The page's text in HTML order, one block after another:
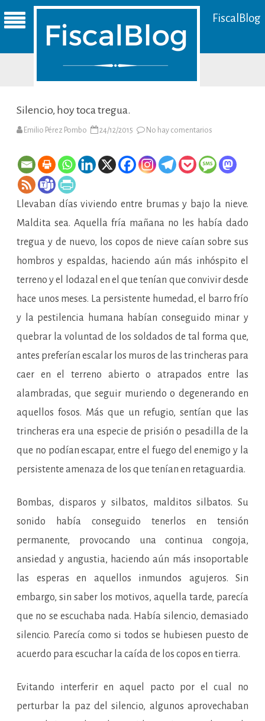
FiscalBlog
Silencio, hoy toca tregua.
Emilio Pérez Pombo 24/12/2015 No hay comentarios
toca
tregua.
Llevaban días viviendo entre brumas y bajo la nieve.
Maldita sea. Aquella fría mañana no les había dado
tregua y de nuevo, los copos de nieve caían sobre sus
hombros y espaldas, haciendo aún más inhóspito el
terreno y el lodazal en el que tenían que convivir desde
hace unos meses. La persistente humedad, el barro frío
y la pestilencia humana habían conseguido minar y
quebrar la voluntad de los soldados de tal forma que,
antes preferían escalar los muros de las trincheras para
caer en el terreno abierto o atrapados entre las
alambradas, que seguir muriendo o degenerando en
aquellos fosos. Más que un refugio, sentían que las
trincheras era una especie de prisión o pesadilla de la
que no podían escapar, entre el fuego del enemigo y la
persistente amenaza de los que tenían en retaguardia.
Bombas, disparos y silbatos, malditos silbatos. Su
sonido había conseguido tenerlos en tensión
permanente, provocando una continua congoja,
ansiedad y angustia, haciendo aún más insoportable
las esperas en aquellos inmundos agujeros. Sin
embargo, sin saber los motivos, aquella tarde, parecía
que no se escuchaba nada. Había silencio, demasiado
silencio. Parecía como si todos se hubiesen puesto de
acuerdo para escuchar la caída de los copos en tierra.
Evitando interferir en aquel pacto por el cual no
perturbar la paz del silencio, algunos aprovechaban